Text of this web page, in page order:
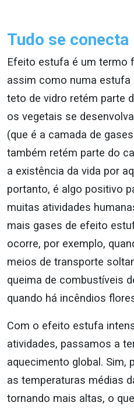
Tudo se conecta
Efeito estufa é um termo
assim como numa estufa
teto de vidro retém parte
os vegetais se
(que é a camada de
também retém parte do
a existência da vida por
portanto, é algo positivo
muitas atividades
mais gases de efeito
ocorre, por exemplo,
meios de transporte
queima de combustíveis
quando há incêndios
Com o efeito estufa
atividades, passamos a
aquecimento global. Sim,
as temperaturas médias
tornando mais altas, o